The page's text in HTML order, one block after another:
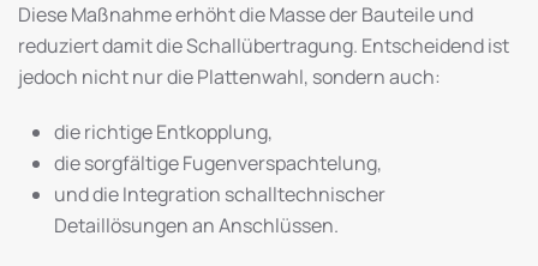
Diese Maßnahme erhöht die Masse der Bauteile und
reduziert damit die Schallübertragung. Entscheidend ist
jedoch nicht nur die Plattenwahl, sondern auch:
die richtige Entkopplung,
die sorgfältige Fugenverspachtelung,
und die Integration schalltechnischer
Detaillösungen an Anschlüssen.